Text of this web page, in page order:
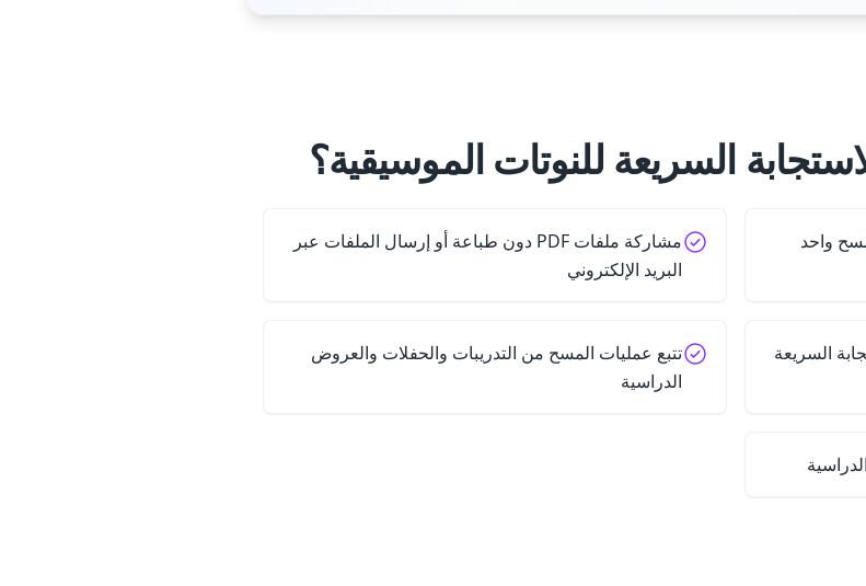
السريعة للنوتات الموسيقية؟
واحد
مشاركة ملفات PDF دون طباعة أو إرسال الملفات عبر
البريد الإلكتروني
السريعة
تتبع عمليات المسح من التدريبات والحفلات والعروض
الدراسية